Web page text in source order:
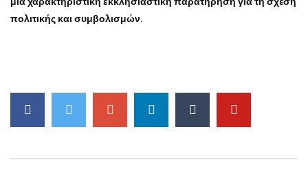
πολιτικής και συμβολισμών.